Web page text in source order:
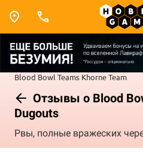
Blood Bowl Teams Khorne Team
Отзывы о Blood
Dugouts
Рвы, полные вражеских